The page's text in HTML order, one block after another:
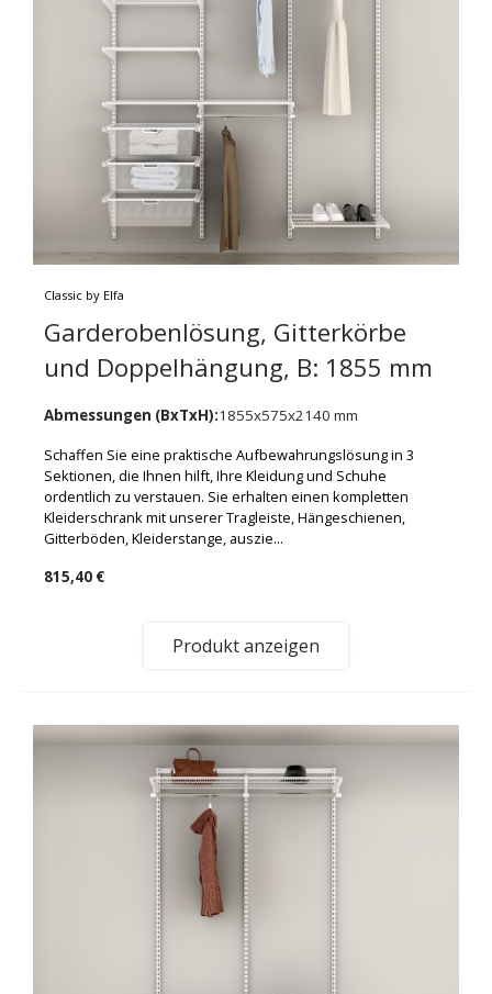
Classic by Elfa
Garderobenlösung, Gitterkörbe
und Doppelhängung, B: 1855 mm
Abmessungen (BxTxH):1855x575x2140 mm
Schaffen Sie eine praktische Aufbewahrungslösung in 3
Sektionen, die Ihnen hilft, Ihre Kleidung und Schuhe
ordentlich zu verstauen. Sie erhalten einen kompletten
Kleiderschrank mit unserer Tragleiste, Hängeschienen,
Gitterböden, Kleiderstange, auszie...
815,40 €
Produkt anzeigen